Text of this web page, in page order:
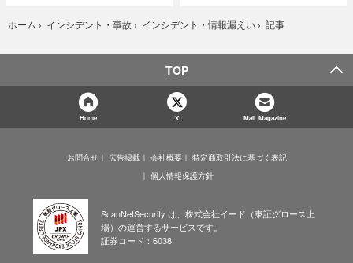
ホーム › インシデント・事故 › インシデント・情報漏えい › 記事
TOP
Home X Mail Magazine
お問合せ 広告掲載 会社概要
特定商取引法に基づく表記
個人情報保護方針
ScanNetSecurity は、株式会社イード（東証グロース上
場）の運営するサービスです。
証券コード：6038